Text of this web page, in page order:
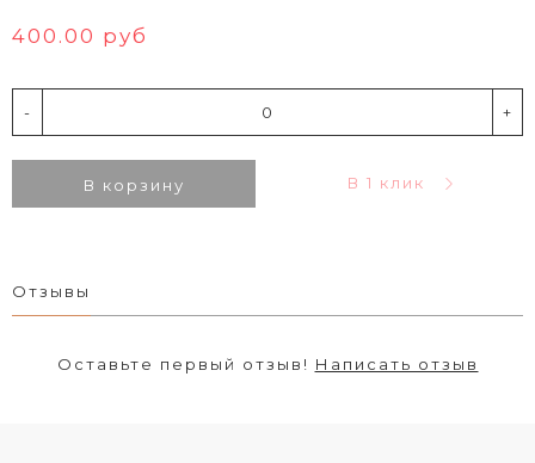
400.00 руб
- +
В корзину В 1 клик
Отзывы
Оставьте первый отзыв! Написать отзыв